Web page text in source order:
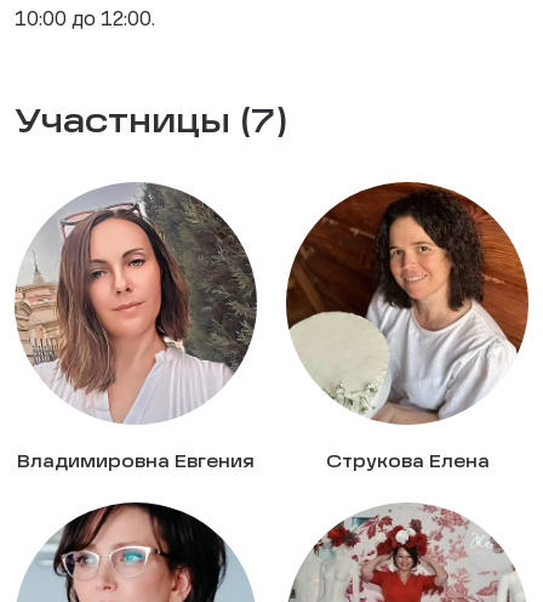
10:00 до 12:00.
Участницы (7)
Владимировна Евгения Струкова Елена